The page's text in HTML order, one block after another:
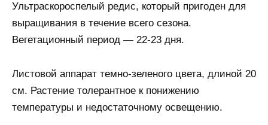
Ультраскороспелый редис, который пригоден для
выращивания в течение всего сезона.
Вегетационный период — 22-23 дня.
Листовой аппарат темно-зеленого цвета, длиной 20
см. Растение толерантное к понижению
температуры и недостаточному освещению.